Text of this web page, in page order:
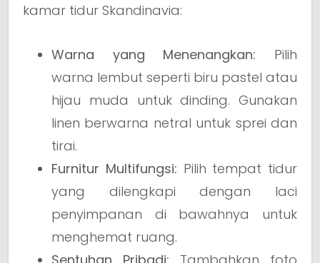
kamar tidur Skandinavia:
Warna yang Menenangkan: Pilih
warna lembut seperti biru pastel atau
hijau muda untuk dinding. Gunakan
linen berwarna netral untuk sprei dan
tirai.
Furnitur Multifungsi: Pilih tempat tidur
yang dilengkapi dengan laci
penyimpanan di bawahnya untuk
menghemat ruang.